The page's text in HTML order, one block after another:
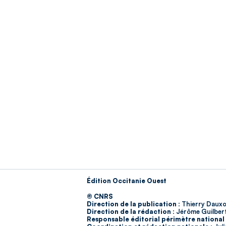
Édition Occitanie Ouest
© CNRS
Direction de la publication : Thierry
Direction de la rédaction : Jérôme
Responsable éditorial périmètre national